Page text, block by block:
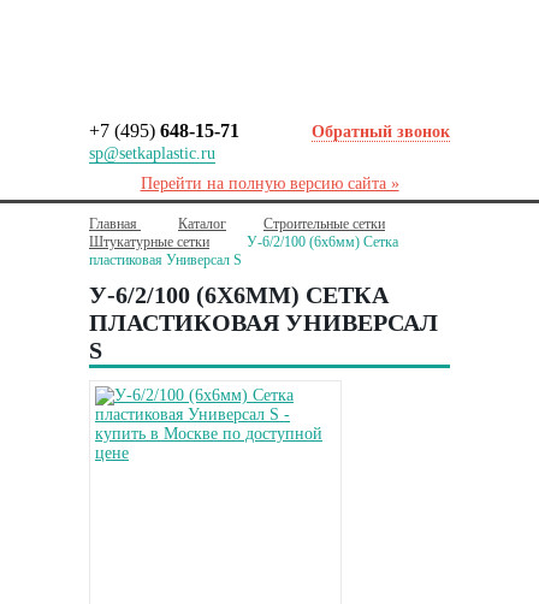
+7 (495) 648-15-71
sp@setkaplastic.ru
Обратный звонок
Перейти на полную версию сайта »
Главная Каталог
Строительные сетки
Штукатурные сетки
У-6/2/100 (6х6мм) Сетка
пластиковая Универсал S
У-6/2/100 (6Х6ММ) СЕТКА
ПЛАСТИКОВАЯ УНИВЕРСАЛ
S